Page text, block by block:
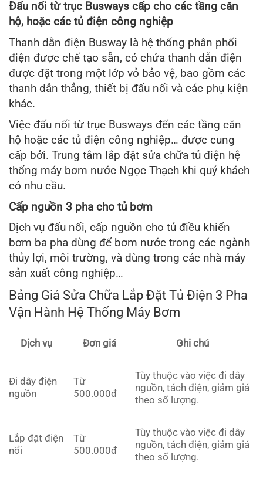
Đấu nối từ trục Busways cấp cho các tầng căn
hộ, hoặc các tủ điện công nghiệp
Thanh dẫn điện Busway là hệ thống phân phối
điện được chế tạo sẵn, có chứa thanh dẫn điện
được đặt trong một lớp vỏ bảo vệ, bao gồm các
thanh dẫn thẳng, thiết bị đấu nối và các phụ kiện
khác.
Việc đấu nối từ trục Busways đến các tầng căn
hộ hoặc các tủ điện công nghiệp… được cung
cấp bởi. Trung tâm lắp đặt sửa chữa tủ điện hệ
thống máy bơm nước Ngọc Thạch khi quý khách
có nhu cầu.
Cấp nguồn 3 pha cho tủ bơm
Dịch vụ đấu nối, cấp nguồn cho tủ điều khiển
bơm ba pha dùng để bơm nước trong các ngành
thủy lợi, môi trường, và dùng trong các nhà máy
sản xuất công nghiệp…
Bảng Giá Sửa Chữa Lắp Đặt Tủ Điện 3 Pha
Vận Hành Hệ Thống Máy Bơm
Dịch vụ Đơn giá Ghi chú
Đi dây điện
nguồn
Từ
500.000đ
Tùy thuộc vào việc đi dây
nguồn, tách điện, giảm giá
theo số lượng.
Lắp đặt điện
nổi
Từ
500.000đ
Tùy thuộc vào việc đi dây
nguồn, tách điện, giảm giá
theo số lượng.